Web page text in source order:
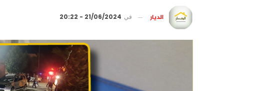
الديار في 21/06/2024 - 20:22